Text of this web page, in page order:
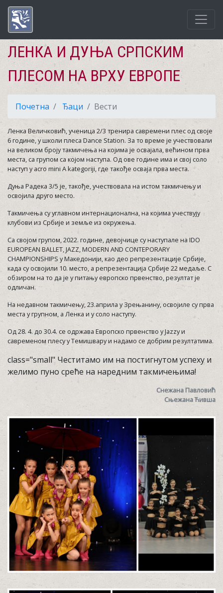
ЛЕНКА И ДУЊА СРПСКИМ
ПЛЕСОМ НА ВРХУ ЕВРОПЕ
Почетна Ђаци Вести
Ленка Величковић, ученица 2/3 тренира савремени плес од своје
6 године, у школи плеса Dance Station. За то време је учествовали
на великом броју такмичења на којима је освајала, већином прва
места, са групом са којом наступа. Од ове године има и свој соло
наступ у acro mini A kategoriji, где такође осваја прва места.
Дуња Радека 3/5 је, такође, учествовала на истом такмичењу и
освојила друго место.
Такмичења су углавном интернационална, на којима учествују
клубови из Србије и земље из окружења.
Са својом групом, 2022. године, девојчице су наступале на IDO
EUROPEAN BALLET, JAZZ, MODERN AND CONTEPORARY
CHAMPIONSHIPS у Македонији, као део репрезентације Србије,
када су освојили 10. место, а репрезентација Србије 22 медаље. С
обзиром на то да је у питању европско првенство, резултат је
одличан.
На недавном такмичењу, 23.априла у Зрењанину, освојиле су прва
места у групном, а Ленка и у соло наступу.
Од 28. 4. до 30.4. се одржава Европско првенство у Jazzу и
савременом плесу у Темишвару и надамо се добрим резултатима.
class="small" Честитамо им на постигнутом успеху и
желимо пуно среће на наредним такмичењима!
Снежана Павловић
Сњежана Ћивша